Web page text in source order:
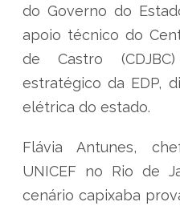
do Governo do
apoio técnico do
de Castro
estratégico da EDP,
elétrica do estado.
Flávia Antunes,
UNICEF no Rio de
cenário capixaba